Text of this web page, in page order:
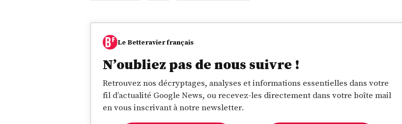
Le Betteravier français
N’oubliez pas de nous suivre !
Retrouvez nos décryptages, analyses et informations essentielles dans votre
fil d’actualité Google News, ou recevez-les directement dans votre boîte mail
en vous inscrivant à notre newsletter.